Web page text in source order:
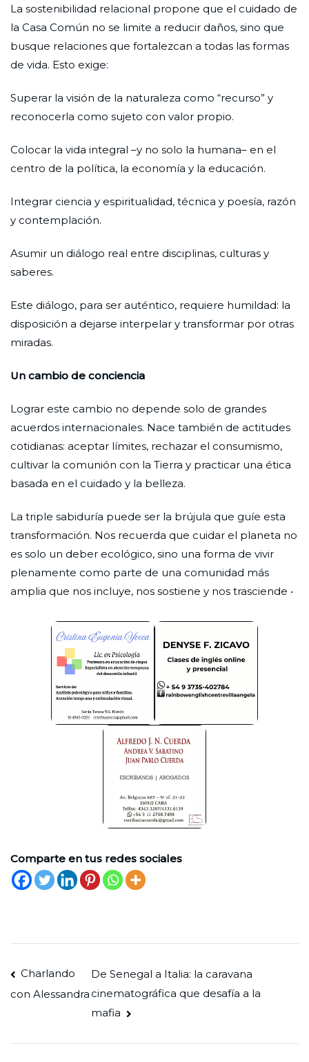
La sostenibilidad relacional propone que el cuidado de
la Casa Común no se limite a reducir daños, sino que
busque relaciones que fortalezcan a todas las formas
de vida. Esto exige:
Superar la visión de la naturaleza como “recurso” y
reconocerla como sujeto con valor propio.
Colocar la vida integral –y no solo la humana– en el
centro de la política, la economía y la educación.
Integrar ciencia y espiritualidad, técnica y poesía, razón
y contemplación.
Asumir un diálogo real entre disciplinas, culturas y
saberes.
Este diálogo, para ser auténtico, requiere humildad: la
disposición a dejarse interpelar y transformar por otras
miradas.
Un cambio de conciencia
Lograr este cambio no depende solo de grandes
acuerdos internacionales. Nace también de actitudes
cotidianas: aceptar límites, rechazar el consumismo,
cultivar la comunión con la Tierra y practicar una ética
basada en el cuidado y la belleza.
La triple sabiduría puede ser la brújula que guíe esta
transformación. Nos recuerda que cuidar el planeta no
es solo un deber ecológico, sino una forma de vivir
plenamente como parte de una comunidad más
amplia que nos incluye, nos sostiene y nos trasciende •
Comparte en tus redes sociales
Navegación
de
Charlando
con Alessandra
De Senegal a Italia: la caravana
cinematográfica que desafía a la
mafia